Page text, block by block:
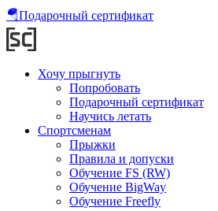
🪂Подарочный сертификат
Хочу прыгнуть
Попробовать
Подарочный сертификат
Научись летать
Спортсменам
Прыжки
Правила и допуски
Обучение FS (RW)
Обучение BigWay
Обучение Freefly